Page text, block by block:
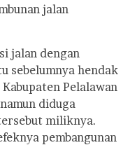
jalan
jalan dengan
sebelumnya hendak
Pelalawan
diduga
miliknya.
pembangunan